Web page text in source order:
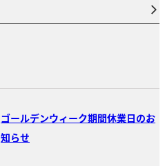
ゴールデンウィーク期間休業日のお
知らせ